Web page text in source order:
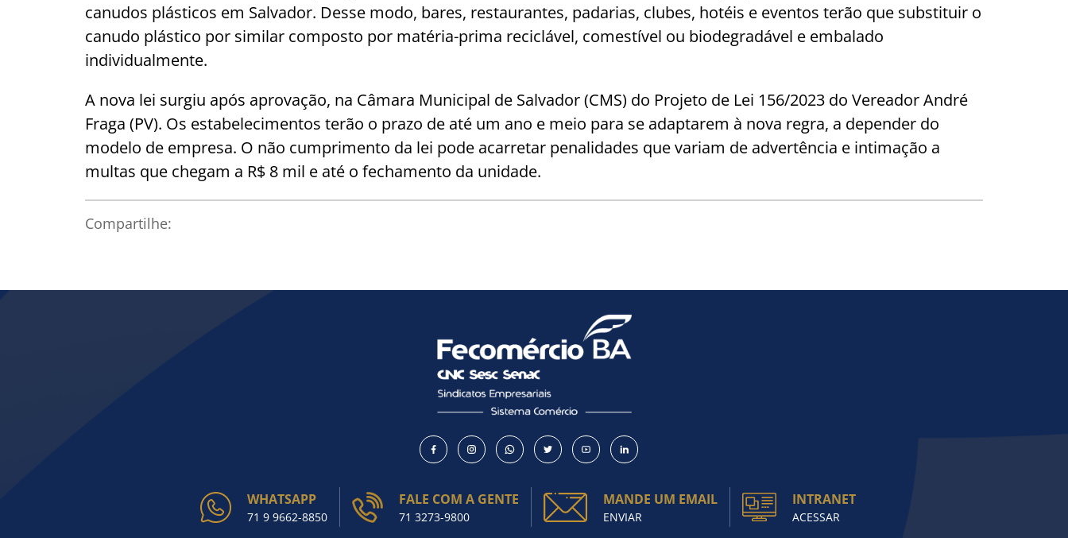
Como utilizar
canudos plásticos em Salvador. Desse modo, bares, restaurantes, padarias, clubes, hotéis e eventos terão que substituir o
canudo plástico por similar composto por matéria-prima reciclável, comestível ou biodegradável e embalado
individualmente.
A nova lei surgiu após aprovação, na Câmara Municipal de Salvador (CMS) do Projeto de Lei 156/2023 do Vereador André
Fraga (PV). Os estabelecimentos terão o prazo de até um ano e meio para se adaptarem à nova regra, a depender do
modelo de empresa. O não cumprimento da lei pode acarretar penalidades que variam de advertência e intimação a
multas que chegam a R$ 8 mil e até o fechamento da unidade.
Compartilhe:
WHATSAPP
71 9 9662-8850
FALE COM A GENTE
71 3273-9800
MANDE UM EMAIL
ENVIAR
INTRANET
ACESSAR